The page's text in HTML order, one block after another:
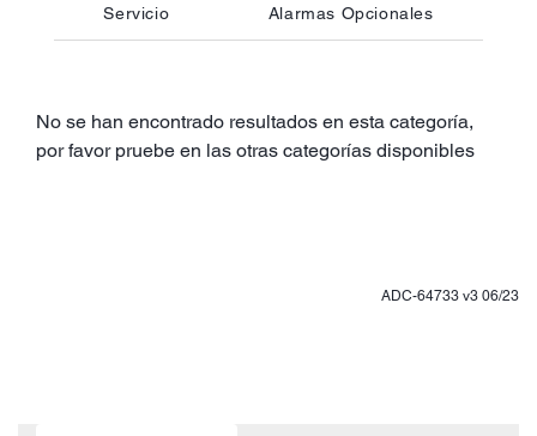
Servicio Alarmas Opcionales
No se han encontrado resultados en esta categoría,
por favor pruebe en las otras categorías disponibles
ADC-64733 v3 06/23